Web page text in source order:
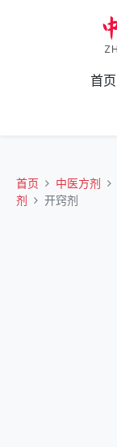
首页
首页 中医方剂
剂
开窍剂